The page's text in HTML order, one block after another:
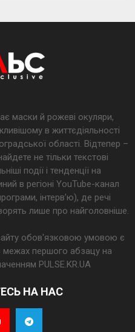
маски й рожеві окуляри,
в життєдіяльності
області. Відтепер –
не тільки текстові
події і тенденції на
в регіоні YouTube-канал
інтерв’ю), де речі
лише про найголовніше.
обов'язковою умовою є
межах першого абзацу на
PULSE.KR.UA
НА НАС